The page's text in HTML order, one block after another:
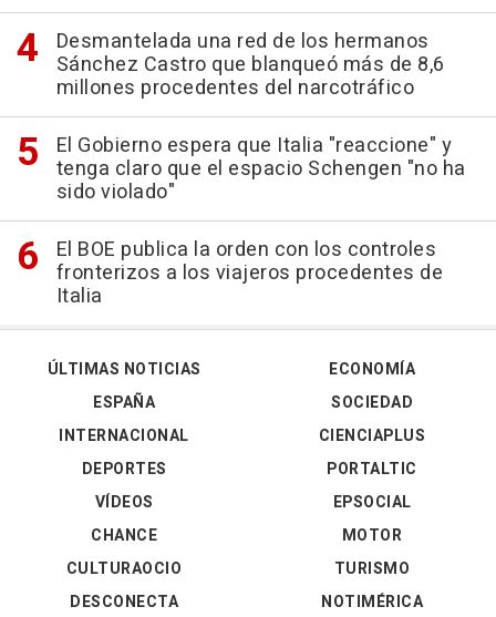
Desmantelada una red de los hermanos
Sánchez Castro que blanqueó más de 8,6
millones procedentes del narcotráfico
El Gobierno espera que Italia "reaccione" y
tenga claro que el espacio Schengen "no ha
sido violado"
El BOE publica la orden con los controles
fronterizos a los viajeros procedentes de
Italia
ÚLTIMAS NOTICIAS
ESPAÑA
INTERNACIONAL
DEPORTES
VÍDEOS
ECONOMÍA
SOCIEDAD
CIENCIAPLUS
PORTALTIC
EPSOCIAL
CHANCE
CULTURAOCIO
DESCONECTA
MOTOR
TURISMO
NOTIMÉRICA